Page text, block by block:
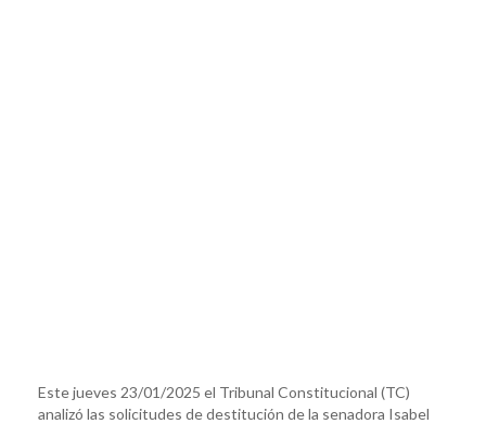
Este jueves 23/01/2025 el Tribunal Constitucional (TC)
analizó las solicitudes de destitución de la senadora Isabel